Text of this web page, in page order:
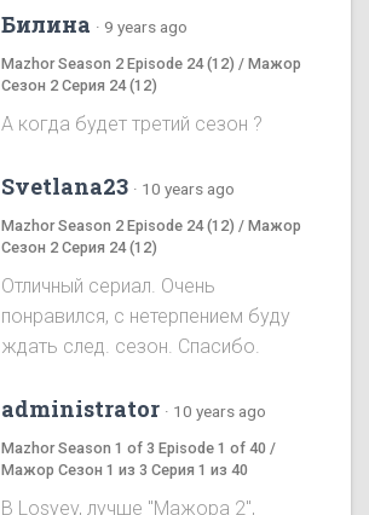
Билина · 9 years ago
Mazhor Season 2 Episode 24 (12) / Мажор
Сезон 2 Серия 24 (12)
А когда будет третий сезон ?
Svetlana23 · 10 years ago
Mazhor Season 2 Episode 24 (12) / Мажор
Сезон 2 Серия 24 (12)
Отличный сериал. Очень
понравился, с нетерпением буду
ждать след. сезон. Спасибо.
administrator · 10 years ago
Mazhor Season 1 of 3 Episode 1 of 40 /
Мажор Сезон 1 из 3 Серия 1 из 40
B Losyev, лучше "Мажора 2",